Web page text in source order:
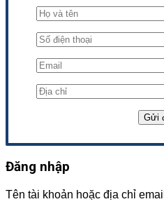
Đăng nhập
Tên tài khoản hoặc địa chỉ email